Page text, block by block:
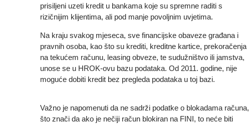
prisiljeni uzeti kredit u bankama koje su spremne raditi s
rizičnijim klijentima, ali pod manje povoljnim uvjetima.
Na kraju svakog mjeseca, sve financijske obaveze građana i
pravnih osoba, kao što su krediti, kreditne kartice, prekoračenja
na tekućem računu, leasing obveze, te sudužništvo ili jamstva,
unose se u HROK-ovu bazu podataka. Od 2011. godine, nije
moguće dobiti kredit bez pregleda podataka u toj bazi.
Važno je napomenuti da ne sadrži podatke o blokadama računa,
što znači da ako je nečiji račun blokiran na FINI, to neće biti